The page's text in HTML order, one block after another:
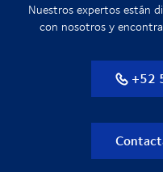
Nuestros expertos están
con nosotros y
+52